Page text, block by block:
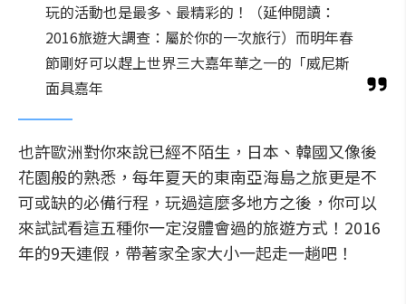
玩的活動也是最多、最精彩的！（延伸閱讀：
2016旅遊大調查：屬於你的一次旅行）而明年春
節剛好可以趕上世界三大嘉年華之一的「威尼斯
面具嘉年
也許歐洲對你來說已經不陌生，日本、韓國又像後
花園般的熟悉，每年夏天的東南亞海島之旅更是不
可或缺的必備行程，玩過這麼多地方之後，你可以
來試試看這五種你一定沒體會過的旅遊方式！2016
年的9天連假，帶著家全家大小一起走一趟吧！